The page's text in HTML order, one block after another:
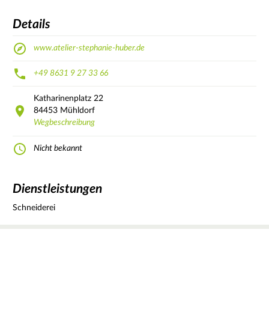
Details
www.atelier-stephanie-huber.de
+49 8631 9 27 33 66
Katharinenplatz 22
84453 Mühldorf
Wegbeschreibung
Nicht bekannt
Dienstleistungen
Schneiderei